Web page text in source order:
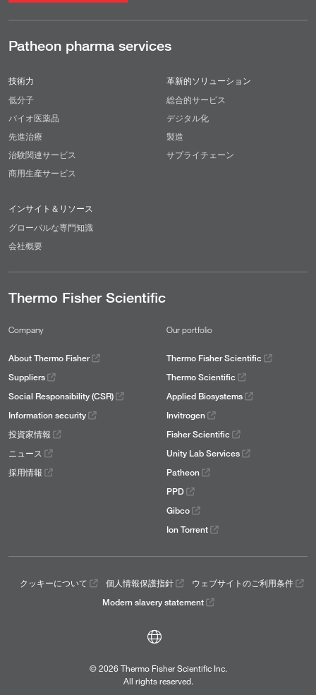
Patheon pharma services
技術力
低分子
バイオ医薬品
先進治療
治験関連サービス
商用生産サービス
革新的ソリューション
総合的サービス
デジタル化
製造
サプライチェーン
インサイト＆リソース
グローバルな専門知識
会社概要
Thermo Fisher Scientific
Company
About Thermo Fisher
Suppliers
Social Responsibility (CSR)
Information security
投資家情報
ニュース
採用情報
Our portfolio
Thermo Fisher Scientific
Thermo Scientific
Applied Biosystems
Invitrogen
Fisher Scientific
Unity Lab Services
Patheon
PPD
Gibco
Ion Torrent
クッキーについて 個人情報保護指針
ウェブサイトのご利用条件
Modern slavery statement
© 2026 Thermo Fisher Scientific Inc.
All rights reserved.